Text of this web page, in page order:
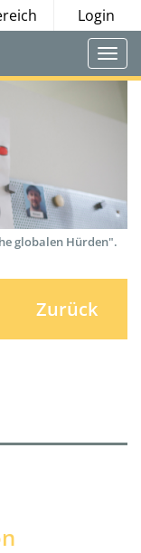
Login
globalen Hürden".
Zurück